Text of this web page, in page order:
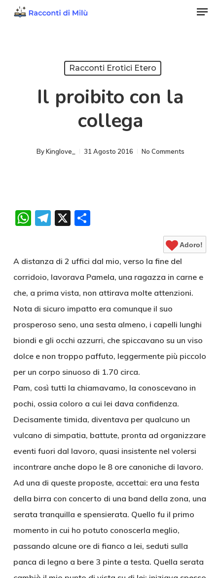
Menu
Racconti Erotici Etero
Il proibito con la
collega
ByKinglove_ 31 Agosto 2016 No Comments
WhatsApp
Telegram
X Condividi
Adoro!
A distanza di 2 uffici dal mio, verso la fine del
corridoio, lavorava Pamela, una ragazza in carne e
che, a prima vista, non attirava molte attenzioni.
Nota di sicuro impatto era comunque il suo
prosperoso seno, una sesta almeno, i capelli lunghi
biondi e gli occhi azzurri, che spiccavano su un viso
dolce e non troppo paffuto, leggermente più piccolo
per un corpo sinuoso di 1.70 circa.
Pam, così tutti la chiamavamo, la conoscevano in
pochi, ossia coloro a cui lei dava confidenza.
Decisamente timida, diventava per qualcuno un
vulcano di simpatia, battute, pronta ad organizzare
eventi fuori dal lavoro, quasi insistente nel volersi
incontrare anche dopo le 8 ore canoniche di lavoro.
Ad una di queste proposte, accettai: era una festa
della birra con concerto di una band della zona, una
serata tranquilla e spensierata. Quello fu il primo
momento in cui ho potuto conoscerla meglio,
passando alcune ore di fianco a lei, seduti sulla
panca di legno a bere 3 pinte a testa. Quella serata